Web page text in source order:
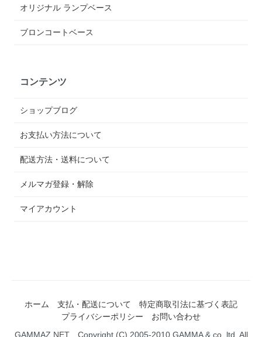
オリジナル ランプベース
ブロンコートベース
コンテンツ
ショップブログ
お支払い方法について
配送方法・送料について
メルマガ登録・解除
マイアカウント
ホーム 支払・配送について
特定商取引法に基づく表記
プライバシーポリシー
お問い合わせ
GAMMAZ.NET Copyright (C) 2005-2010 GAMMA & co.,ltd. All